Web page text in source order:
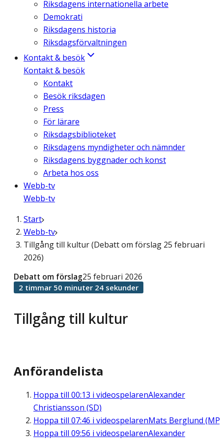
Riksdagens internationella arbete
Demokrati
Riksdagens historia
Riksdagsförvaltningen
Kontakt & besök
Kontakt & besök
Kontakt
Besök riksdagen
Press
För lärare
Riksdagsbiblioteket
Riksdagens myndigheter och nämnder
Riksdagens byggnader och konst
Arbeta hos oss
Webb-tv
Webb-tv
Start
Webb-tv
Tillgång till kultur (Debatt om förslag 25 februari
2026)
Tillgång till kultur
Debatt om förslag25 februari 2026
2 timmar 50 minuter 24 sekunder
Anförandelista
Hoppa till 00:13 i videospelarenAlexander
Christiansson (SD)
Hoppa till 07:46 i videospelarenMats Berglund
Hoppa till 09:56 i videospelarenAlexander